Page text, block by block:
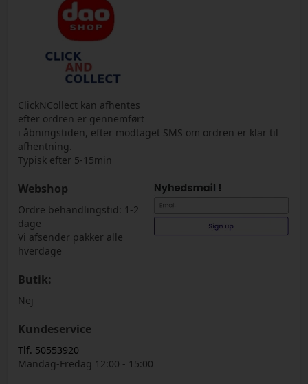
ClickNCollect kan afhentes
efter ordren er gennemført
i åbningstiden, efter modtaget SMS om ordren er klar til
afhentning.
Typisk efter 5-15min
Webshop
Ordre behandlingstid: 1-2
dage
Vi afsender pakker alle
hverdage
Butik:
Nej
Kundeservice
Tlf. 50553920
Mandag-Fredag 12:00 - 15:00